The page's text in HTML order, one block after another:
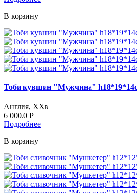
В корзину
Тоби кувшин "Мужчина"
Англия, ХХв
6 000.0 Р
Подробнее
В корзину